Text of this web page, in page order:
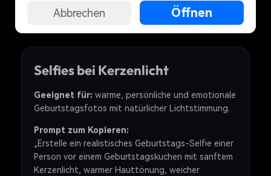
und Sie können passende Vorlagen schneller auswählen und
anpassen.
Selfies bei Kerzenlicht
Geeignet für: warme, persönliche und emotionale
Geburtstagsfotos mit natürlicher Lichtstimmung.
Prompt zum Kopieren:
„Erstelle ein realistisches Geburtstags-Selfie einer
Person vor einem Geburtstagskuchen mit sanftem
Kerzenlicht, warmer Hauttönung, weicher
Abbrechen Öffnen